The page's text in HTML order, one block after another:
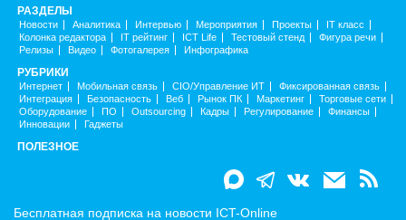
РАЗДЕЛЫ
Новости Аналитика Интервью Мероприятия Проекты
IT класс
Колонка редактора
IT рейтинг ICT Life Тестовый стенд
Фигура речи
Релизы
Видео Фотогалерея Инфографика
РУБРИКИ
Интернет Мобильная связь CIO/Управление ИТ
Фиксированная связь
Интеграция
Безопасность Веб Рынок ПК Маркетинг
Торговые сети
Оборудование
ПО Outsourcing Кадры Регулирование
Финансы
Инновации
Гаджеты
ПОЛЕЗНОЕ
Бесплатная подписка на новости ICT-Online